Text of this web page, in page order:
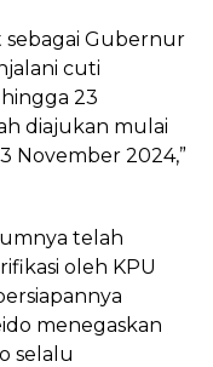
sebagai Gubernur
cuti
23
diajukan mulai
November 2024,”
telah
oleh KPU
menegaskan
selalu